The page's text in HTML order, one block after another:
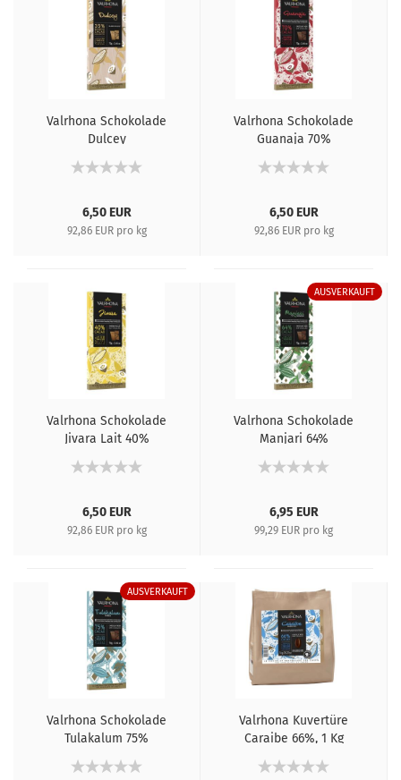
Valrhona Schokolade
Dulcey
6,50 EUR
92,86 EUR pro kg
Valrhona Schokolade
Guanaja 70%
6,50 EUR
92,86 EUR pro kg
Valrhona Schokolade
Jivara Lait 40%
6,50 EUR
92,86 EUR pro kg
AUSVERKAUFT
Valrhona Schokolade
Manjari 64%
6,95 EUR
99,29 EUR pro kg
AUSVERKAUFT
Valrhona Schokolade
Tulakalum 75%
Valrhona Kuvertüre
Caraibe 66%, 1 Kg